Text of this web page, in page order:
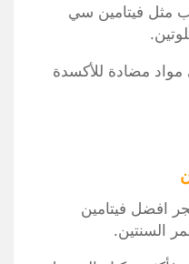
مثل فيتامين سي
مواد مضادة للأكسدة
افضل فيتامين
السنتين.